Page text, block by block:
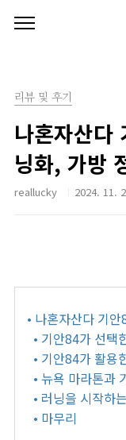
리뷰 및 후기
나혼자산다
닝화, 가방
reallucky 2024. 11.
• 나혼자산다 기
• 기안84가 선택
• 기안84가 활용
• 뉴욕 마라톤과
• 러닝을 시작하
• 마무리